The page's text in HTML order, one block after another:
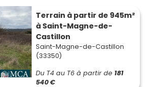
Terrain à partir de 945m²
à Saint-Magne-de-
Castillon
Saint-Magne-de-Castillon
(33350)
Du T4 au T6 à partir de 181
540 €